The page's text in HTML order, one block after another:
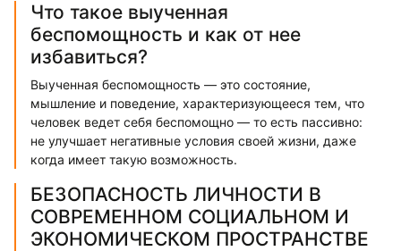
Что такое выученная
беспомощность и как от нее
избавиться?
Выученная беспомощность — это состояние,
мышление и поведение, характеризующееся тем, что
человек ведет себя беспомощно — то есть пассивно:
не улучшает негативные условия своей жизни, даже
когда имеет такую возможность.
БЕЗОПАСНОСТЬ ЛИЧНОСТИ В
СОВРЕМЕННОМ СОЦИАЛЬНОМ И
ЭКОНОМИЧЕСКОМ ПРОСТРАНСТВЕ